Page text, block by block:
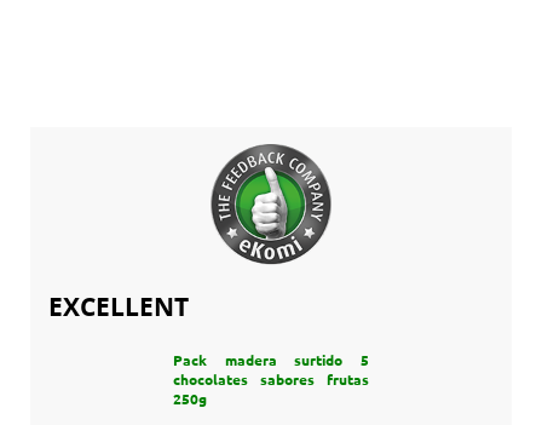
EXCELLENT
Pack madera surtido 5
chocolates sabores frutas
250g